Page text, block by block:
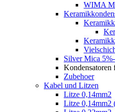
WIMA
Silver Mica
Kondensatoren
Zubehoer
Kabel und Litzen
Litze 0,14mm2
Litze 0,14mm2